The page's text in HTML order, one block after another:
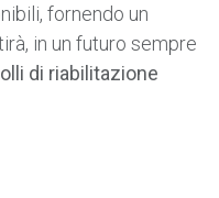
fornendo un
in un futuro sempre
di riabilitazione